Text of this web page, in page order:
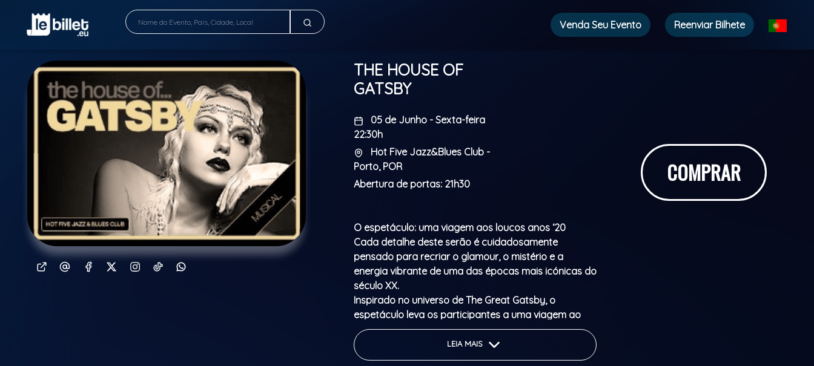
Venda Seu Evento Reenviar Bilhete
THE HOUSE OF
GATSBY
05 de Junho - Sexta-feira
22:30h
Hot Five Jazz&Blues Club -
Porto, POR
Abertura de portas: 21h30
O espetáculo: uma viagem aos loucos anos ‘20
Cada detalhe deste serão é cuidadosamente
pensado para recriar o glamour, o mistério e a
energia vibrante de uma das épocas mais icónicas do
século XX.
Inspirado no universo de The Great Gatsby, o
espetáculo leva os participantes a uma viagem ao
coração das festas mais exclusivas dos anos 20.
Entre jazz, swing e performances cheias de energia, a
noite desenrola-se com momentos surpreendentes e
LEIA MAIS
COMPRAR